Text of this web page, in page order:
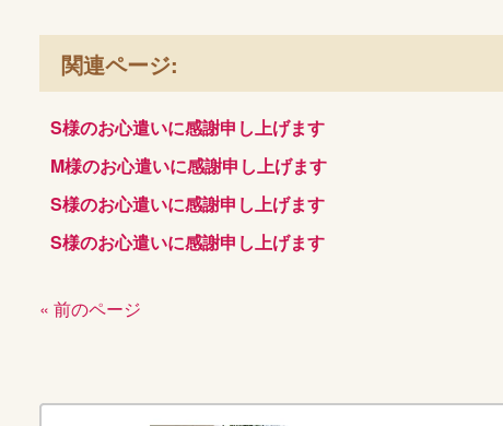
関連ページ:
S様のお心遣いに感謝申し上げます
M様のお心遣いに感謝申し上げます
S様のお心遣いに感謝申し上げます
S様のお心遣いに感謝申し上げます
« 前のページ